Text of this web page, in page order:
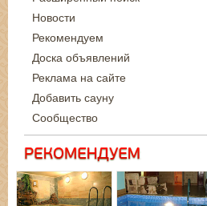
Новости
Рекомендуем
Доска объявлений
Реклама на сайте
Добавить сауну
Сообщество